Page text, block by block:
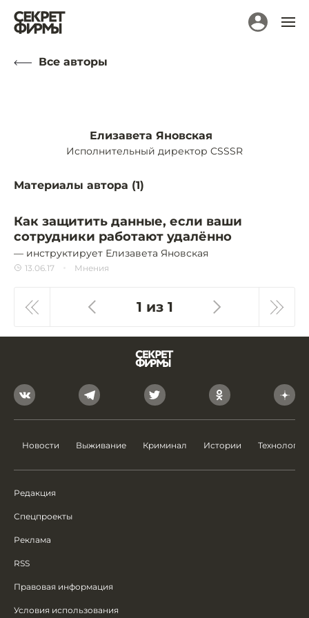
Все авторы
Елизавета Яновская
Исполнительный директор CSSSR
Материалы автора (1)
Как защитить данные, если ваши
сотрудники работают удалённо
— инструктирует Елизавета Яновская
13.06.17 Мнения
1 из 1
Новости Выживание Криминал Истории Технологии
Редакция
Спецпроекты
Реклама
RSS
Правовая информация
Условия использования